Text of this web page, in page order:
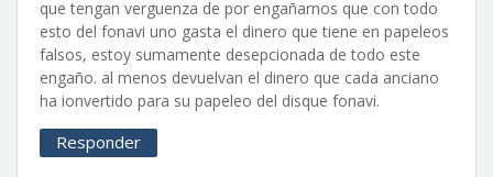
que tengan verguenza de por engañarnos que con todo
esto del fonavi uno gasta el dinero que tiene en papeleos
falsos, estoy sumamente desepcionada de todo este
engaño. al menos devuelvan el dinero que cada anciano
ha ionvertido para su papeleo del disque fonavi.
Responder